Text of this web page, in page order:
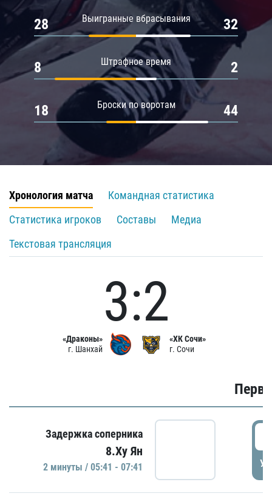
Выигранные вбрасывания
28 32
Штрафное время
8 2
Броски по воротам
18 44
Хронология матча
Командная статистика
Статистика игроков
Составы
Медиа
Текстовая трансляция
«Драконы»
г. Шанхай
3:2
«ХК Сочи»
г. Сочи
Задержка соперника
8.Ху Ян
2 минуты / 05:41 - 07:41